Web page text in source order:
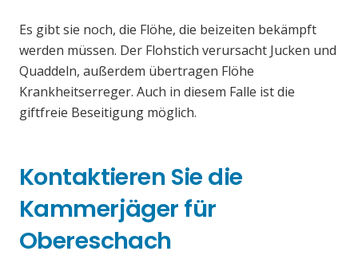
Es gibt sie noch, die Flöhe, die beizeiten bekämpft
werden müssen. Der Flohstich verursacht Jucken und
Quaddeln, außerdem übertragen Flöhe
Krankheitserreger. Auch in diesem Falle ist die
giftfreie Beseitigung möglich.
Kontaktieren Sie die
Kammerjäger für
Obereschach